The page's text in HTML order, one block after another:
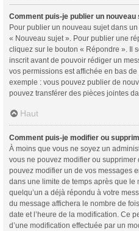
Comment puis-je publier un nouveau
Pour publier un nouveau sujet dans
« Nouveau sujet ». Pour publier une
cliquez sur le bouton « Répondre ». Il
inscrit avant de pouvoir rédiger un
vos permissions est affichée en bas
exemple : vous pouvez publier de
pouvez transférer des pièces jointes
Haut
Comment puis-je modifier ou
À moins que vous ne soyez un
vous ne pouvez modifier ou
pouvez modifier un de vos messages
dans une limite de temps après que le
quelqu’un a déjà répondu à votre
du message affichera le nombre de
date et l’heure de la modification. Ce
d’une modification effectuée par un